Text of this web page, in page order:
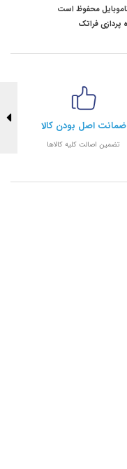
محفوظ است
پردازی فراتک
ضمانت اصل بودن کالا
تضمین اصالت کلیه کالاها